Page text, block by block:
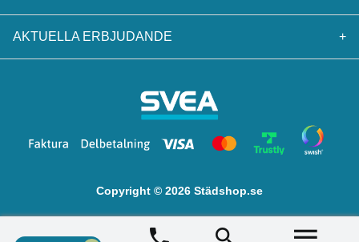
AKTUELLA ERBJUDANDE +
Copyright © 2026 Städshop.se